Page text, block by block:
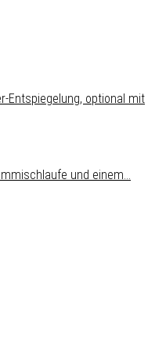
Entspiegelung, optional mit